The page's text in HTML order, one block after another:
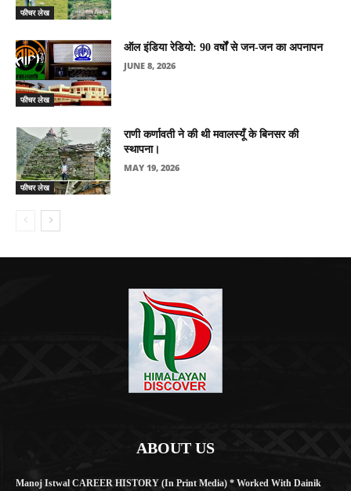
फीचर लेख
फीचर लेख
ऑल इंडिया रेडियो: 90 वर्षों से जन-जन का अपनापन
JUNE 8, 2026
फीचर लेख
राणी कर्णावती ने की थी मवालस्यूँ के बिनसर की
स्थापना।
MAY 19, 2026
ABOUT US
Manoj Istwal CAREER HISTORY (in Print Media) * Worked With Dainik